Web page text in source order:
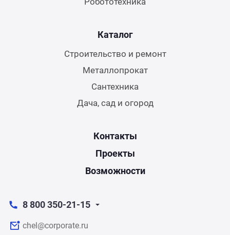
Каталог
Строительство и ремонт
Металлопрокат
Сантехника
Дача, сад и огород
Контакты
Проекты
Возможности
8 800 350-21-15
chel@corporate.ru